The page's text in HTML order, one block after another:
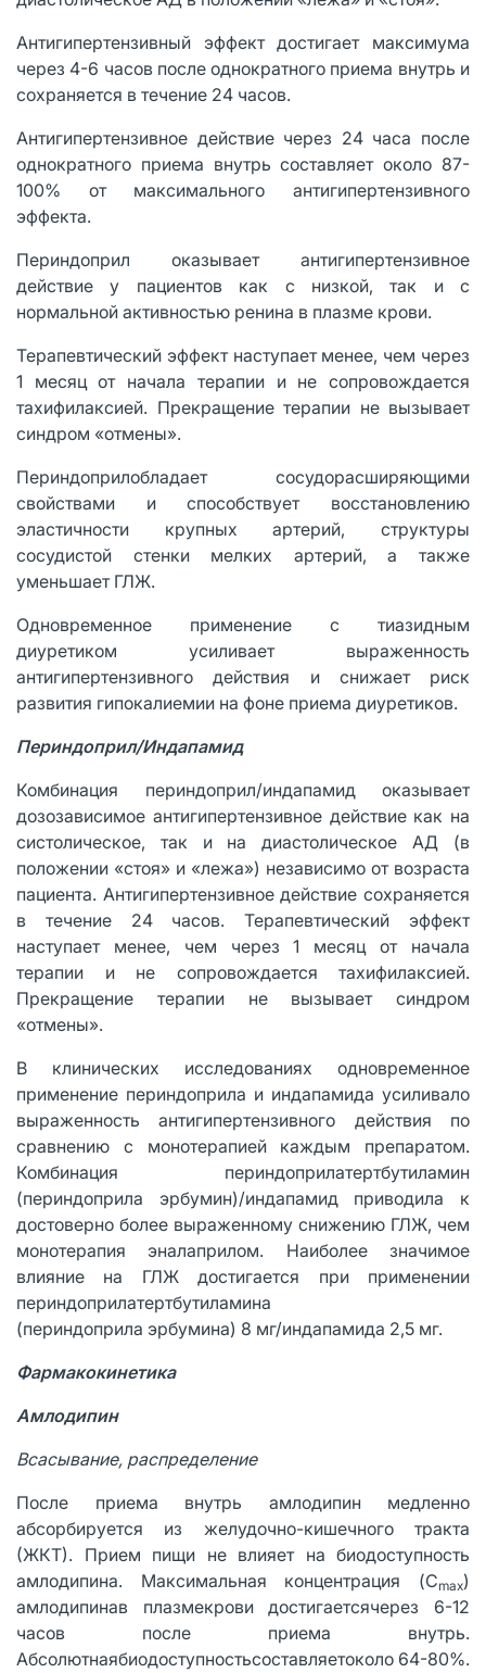
Антигипертензивный эффект достигает максимума
через 4-6 часов после однократного приема внутрь и
сохраняется в течение 24 часов.
Антигипертензивное действие через 24 часа после
однократного приема внутрь составляет около 87-
100% от максимального антигипертензивного
эффекта.
Периндоприл оказывает антигипертензивное
действие у пациентов как с низкой, так и с
нормальной активностью ренина в плазме крови.
Терапевтический эффект наступает менее, чем через
1 месяц от начала терапии и не сопровождается
тахифилаксией. Прекращение терапии не вызывает
синдром «отмены».
Периндоприлобладает сосудорасширяющими
свойствами и способствует восстановлению
эластичности крупных артерий, структуры
сосудистой стенки мелких артерий, а также
уменьшает ГЛЖ.
Одновременное применение с тиазидным
диуретиком усиливает выраженность
антигипертензивного действия и снижает риск
развития гипокалиемии на фоне приема диуретиков.
Периндоприл/Индапамид
Комбинация периндоприл/индапамид оказывает
дозозависимое антигипертензивное действие как на
систолическое, так и на диастолическое АД (в
положении «стоя» и «лежа») независимо от возраста
пациента. Антигипертензивное действие сохраняется
в течение 24 часов. Терапевтический эффект
наступает менее, чем через 1 месяц от начала
терапии и не сопровождается тахифилаксией.
Прекращение терапии не вызывает синдром
«отмены».
В клинических исследованиях одновременное
применение периндоприла и индапамида усиливало
выраженность антигипертензивного действия по
сравнению с монотерапией каждым препаратом.
Комбинация периндоприлатертбутиламин
(периндоприла эрбумин)/индапамид приводила к
достоверно более выраженному снижению ГЛЖ, чем
монотерапия эналаприлом. Наиболее значимое
влияние на ГЛЖ достигается при применении
периндоприлатертбутиламина
(периндоприла эрбумина) 8 мг/индапамида 2,5 мг.
Фармакокинетика
Амлодипин
Всасывание, распределение
После приема внутрь амлодипин медленно
абсорбируется из желудочно-кишечного тракта
(ЖКТ). Прием пищи не влияет на биодоступность
амлодипина. Максимальная концентрация (Cmax)
амлодипинав плазмекрови достигаетсячерез 6-12
часов после приема внутрь.
Абсолютнаябиодоступностьсоставляетоколо 64-80%.